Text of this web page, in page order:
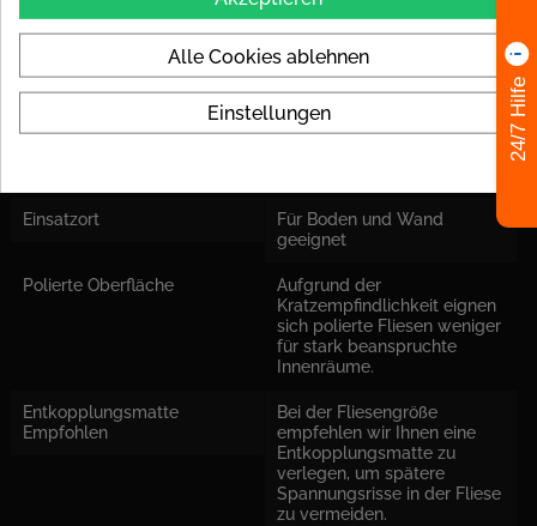
Material Feinsteinzeug glasiert
Stärke 6 mm
Einsatzort
Für Boden und Wand
geeignet
Polierte Oberfläche
Aufgrund der
Kratzempfindlichkeit eignen
sich polierte Fliesen weniger
für stark beanspruchte
Innenräume.
Entkopplungsmatte
Empfohlen
Bei der Fliesengröße
empfehlen wir Ihnen eine
Entkopplungsmatte zu
verlegen, um spätere
Spannungsrisse in der Fliese
zu vermeiden.
Alle Cookies ablehnen
Einstellungen 24/7 Hilfe